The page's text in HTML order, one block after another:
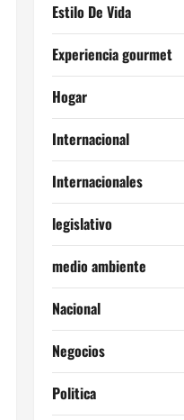
Estilo De Vida
Experiencia gourmet
Hogar
Internacional
Internacionales
legislativo
medio ambiente
Nacional
Negocios
Politica